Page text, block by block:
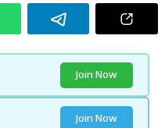
Join Now
Join Now